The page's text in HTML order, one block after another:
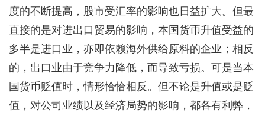
度的不断提高，股市受汇率的影响也日益扩大。但最
直接的是对进出口贸易的影响，本国货币升值受益的
多半是进口业，亦即依赖海外供给原料的企业；相反
的，出口业由于竞争力降低，而导致亏损。可是当本
国货币贬值时，情形恰恰相反。但不论是升值或是贬
值，对公司业绩以及经济局势的影响，都各有利弊，